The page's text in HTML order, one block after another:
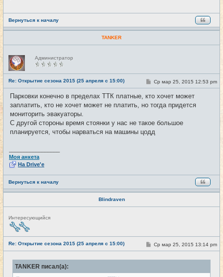
и
Вернуться к началу
TANKER
Н
е
в
с
е
т
и
Администратор
Re: Открытие сезона 2015 (25 апреля с 15:00) #11
С
о
б
щ
и
Ср мар 25, 2015 12:53 pm
Парковки конечно в пределах ТТК платные, кто хочет может
заплатить, кто не хочет может не платить, но тогда придется
мониторить эвакуаторы.
С другой стороны время стоянки у нас не такое большое
планируется, чтобы нарваться на машины цодд
Моя анкета
На Drive'e
Вернуться к началу
Blindraven
Н
е
в
т
и
Интересующийся
Re: Открытие сезона 2015 (25 апреля с 15:00) #12
С
о
е
Ср мар 25, 2015 13:14 pm
TANKER писал(а):